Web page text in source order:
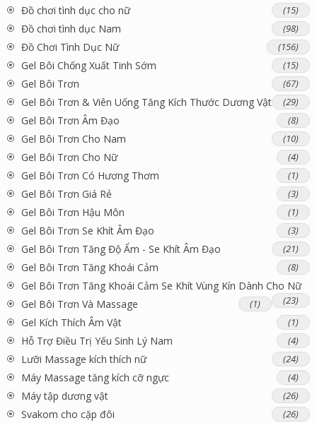
Đồ chơi tình dục cho nữ (15)
Đồ chơi tình dục Nam (98)
Đồ Chơi Tình Dục Nữ (156)
Gel Bôi Chống Xuất Tinh Sớm (15)
Gel Bôi Trơn (67)
Gel Bôi Trơn & Viên Uống Tăng Kích Thước Dương Vật (29)
Gel Bôi Trơn Âm Đạo (8)
Gel Bôi Trơn Cho Nam (10)
Gel Bôi Trơn Cho Nữ (4)
Gel Bôi Trơn Có Hương Thơm (1)
Gel Bôi Trơn Giá Rẻ (3)
Gel Bôi Trơn Hậu Môn (1)
Gel Bôi Trơn Se Khít Âm Đạo (3)
Gel Bôi Trơn Tăng Độ Ẩm - Se Khít Âm Đạo (21)
Gel Bôi Trơn Tăng Khoái Cảm (8)
Gel Bôi Trơn Tăng Khoái Cảm Se Khít Vùng Kín Dành Cho Nữ
(23)
Gel Bôi Trơn Và Massage (1)
Gel Kích Thích Âm Vật (1)
Hỗ Trợ Điều Trị Yếu Sinh Lý Nam (4)
Lưỡi Massage kích thích nữ (24)
Máy Massage tăng kích cỡ ngực (4)
Máy tập dương vật (26)
Svakom cho cặp đôi (26)